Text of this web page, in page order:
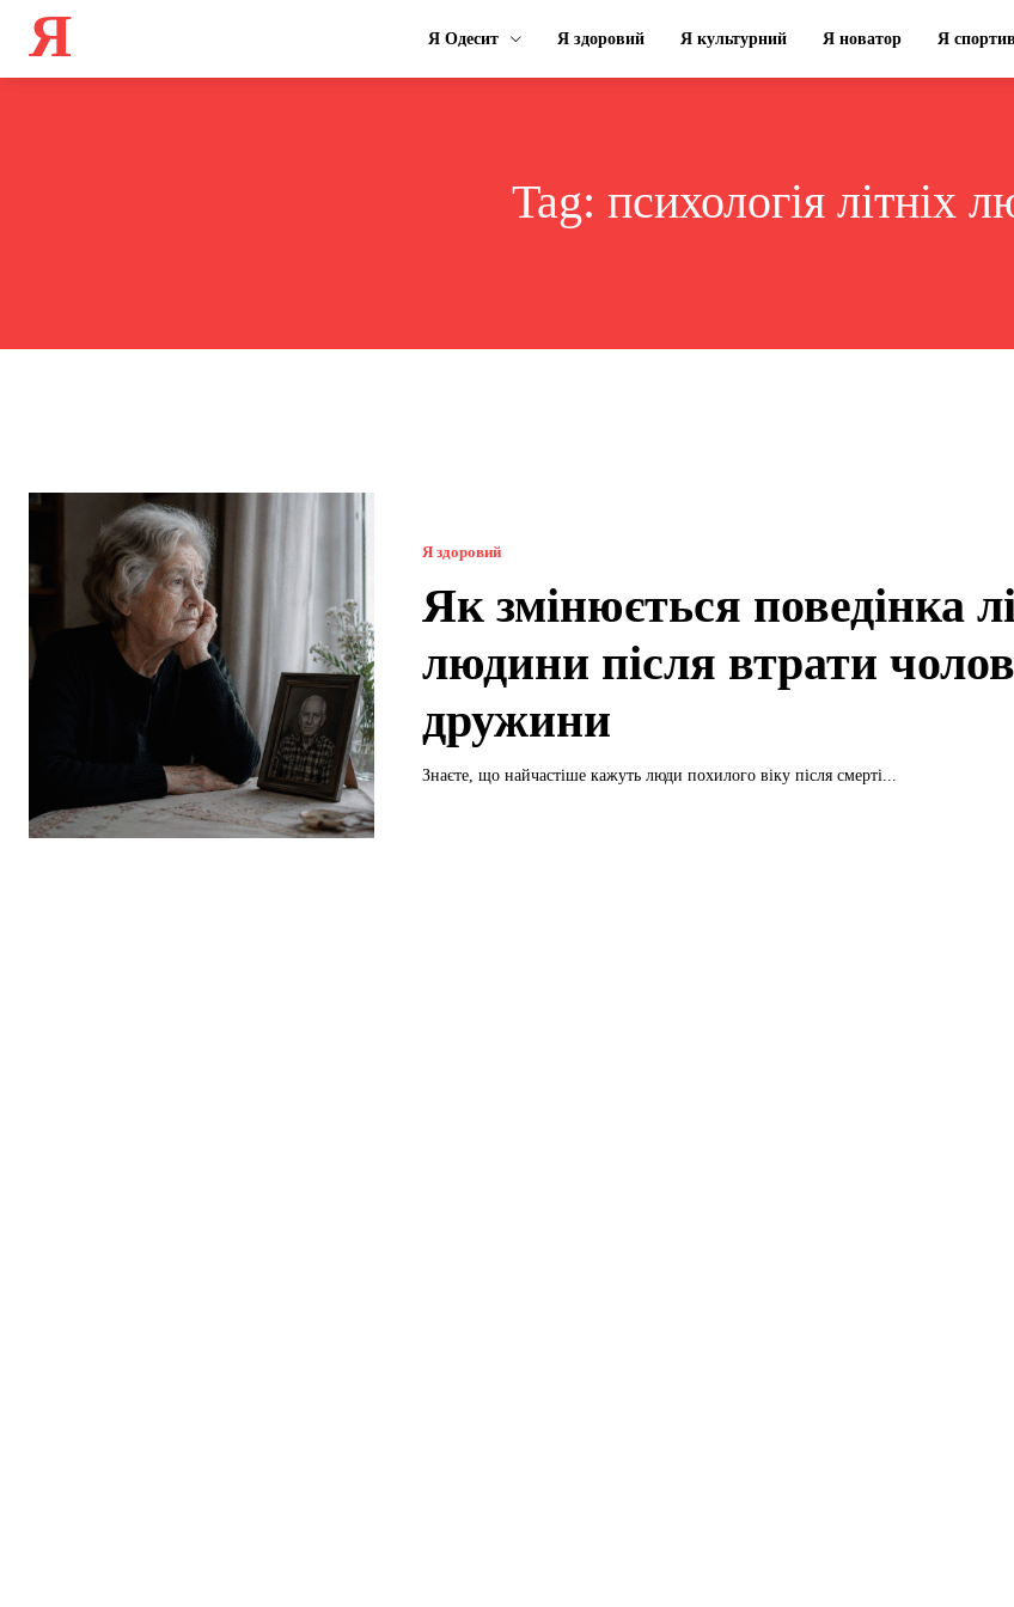
Я Я Одесит Я здоровий Я культурний Я новатор Я
Tag: психологія літніх
Я здоровий
Як змінюється поведінка
людини після втрати
дружини
Знаєте, що найчастіше кажуть люди похилого віку після смерті...